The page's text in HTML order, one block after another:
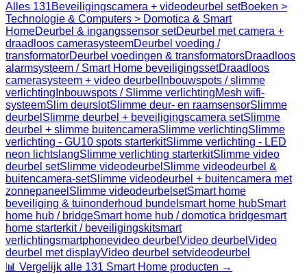
Alles 131Beveiligingscamera + videodeurbel setBoeken >
Technologie & Computers > Domotica & Smart
HomeDeurbel & ingangssensor setDeurbel met camera +
draadloos camerasysteemDeurbel voeding /
transformatorDeurbel voedingen & transformatorsDraadloos
alarmsysteem / Smart Home beveiligingssetDraadloos
camerasysteem + video deurbel Inbouwspots / slimme
verlichting Inbouwspots / Slimme verlichtingMesh wifi-
systeemSlim deurslotSlimme deur- en raamsensorSlimme
deurbel Slimme deurbel + beveiligingscamera setSlimme
deurbel + slimme buitencameraSlimme verlichtingSlimme
verlichting - GU10 spots starterkitSlimme verlichting - LED
neon lichtslangSlimme verlichting starterkitSlimme video
deurbel setSlimme videodeurbel Slimme videodeurbel &
buitencamera-setSlimme videodeurbel + buitencamera met
zonnepaneel Slimme videodeurbelsetSmart home
beveiliging & tuinonderhoud bundel smart home hubSmart
home hub / bridgeSmart home hub / domotica bridgesmart
home starterkit / beveiligingskitsmart
verlichtingsmartphonevideo deurbel Video deurbel Video
deurbel met displayVideo deurbel setvideodeurbel
📊 Vergelijk alle 131 Smart Home producten →